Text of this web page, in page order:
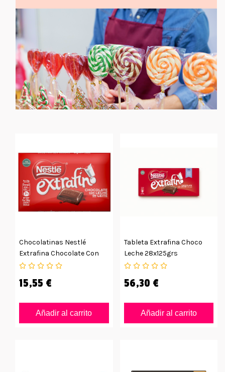
Chocolatinas Nestlé
Extrafina Chocolate Con
Leche 20grs 24ud
15,55 €
Añadir al carrito
Tableta Extrafina Choco
Leche 28x125grs
56,30 €
Añadir al carrito